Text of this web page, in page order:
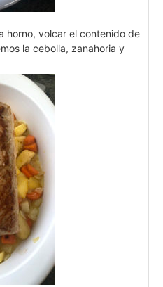
horno, volcar el contenido de
la cebolla, zanahoria y